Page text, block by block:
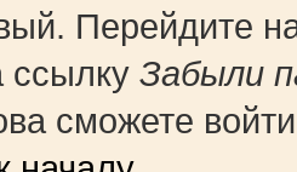
Перейдите
ссылку Забыли
сможете